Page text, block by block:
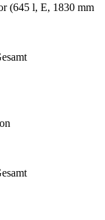
(645 l, E, 1830 mm